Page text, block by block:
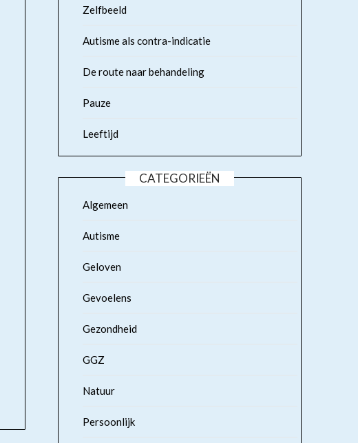
Zelfbeeld
Autisme als contra-indicatie
De route naar behandeling
Pauze
Leeftijd
CATEGORIEËN
Algemeen
Autisme
Geloven
Gevoelens
Gezondheid
GGZ
Natuur
Persoonlijk